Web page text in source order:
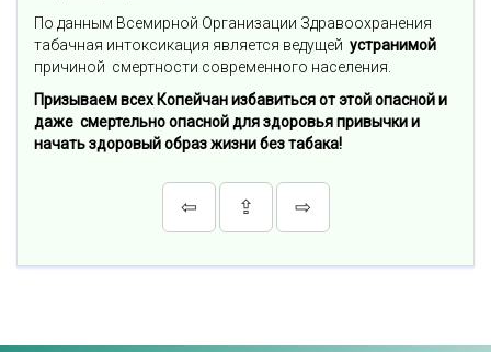
По данным Всемирной Организации Здравоохранения
табачная интоксикация является ведущей устранимой
причиной смертности современного населения.
Призываем всех Копейчан избавиться от этой опасной и
даже смертельно опасной для здоровья привычки и
начать здоровый образ жизни без табака!
⇦ ⇪ ⇨